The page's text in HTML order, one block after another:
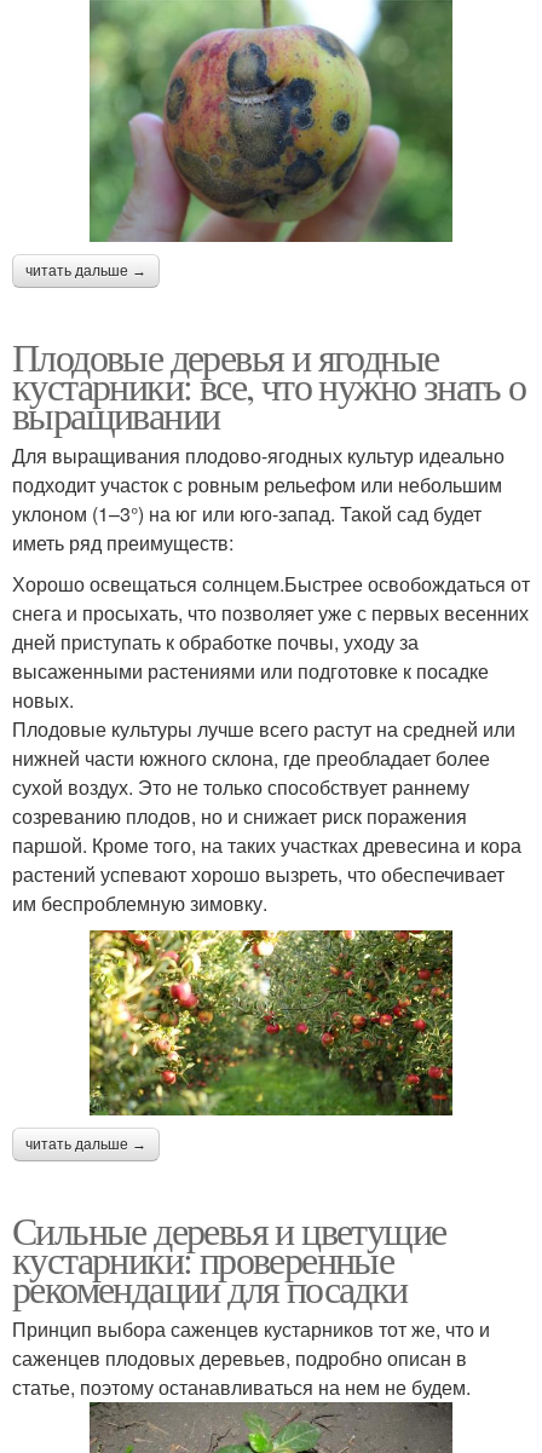
читать дальше →
Плодовые деревья и ягодные
кустарники: все, что нужно знать о
выращивании
Для выращивания плодово-ягодных культур идеально
подходит участок с ровным рельефом или небольшим
уклоном (1–3°) на юг или юго-запад. Такой сад будет
иметь ряд преимуществ:
Хорошо освещаться солнцем.Быстрее освобождаться от
снега и просыхать, что позволяет уже с первых весенних
дней приступать к обработке почвы, уходу за
высаженными растениями или подготовке к посадке
новых.
Плодовые культуры лучше всего растут на средней или
нижней части южного склона, где преобладает более
сухой воздух. Это не только способствует раннему
созреванию плодов, но и снижает риск поражения
паршой. Кроме того, на таких участках древесина и кора
растений успевают хорошо вызреть, что обеспечивает
им беспроблемную зимовку.
читать дальше →
Сильные деревья и цветущие
кустарники: проверенные
рекомендации для посадки
Принцип выбора саженцев кустарников тот же, что и
саженцев плодовых деревьев, подробно описан в
статье, поэтому останавливаться на нем не будем.